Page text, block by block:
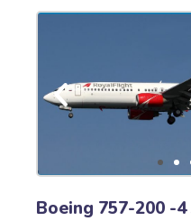
Boeing 757-200 -